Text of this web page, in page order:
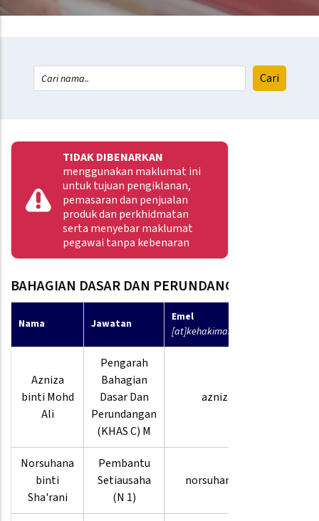
TIDAK DIBENARKAN
menggunakan maklumat ini
untuk tujuan pengiklanan,
pemasaran dan penjualan
produk dan perkhidmatan
serta menyebar maklumat
pegawai tanpa kebenaran
BAHAGIAN DASAR DAN PERUNDANGAN
Nama Jawatan
Emel
[at]kehakiman.gov.my
Azniza
binti Mohd
Ali
Pengarah
Bahagian
Dasar Dan
Perundangan
(KHAS C) M
azniza
Norsuhana
binti
Sha'rani
Pembantu
Setiausaha
(N 1)
norsuhana.su